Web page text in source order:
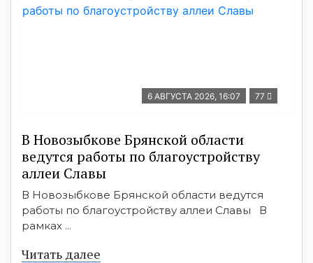
6 АВГУСТА 2026, 16:07 77
В Новозыбкове Брянской области
ведутся работы по благоустройству
аллеи Славы
В Новозыбкове Брянской области ведутся
работы по благоустройству аллеи Славы В
рамках ...
Читать далее